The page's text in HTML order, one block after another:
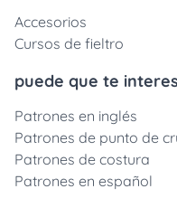
Accesorios
Cursos de fieltro
puede que te
Patrones en inglés
Patrones de punto de
Patrones de costura
Patrones en español